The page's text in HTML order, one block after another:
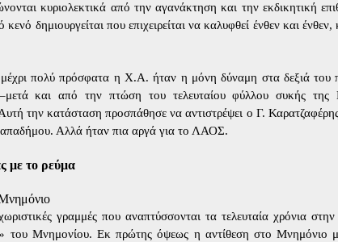
κυριολεκτικά από την αγανάκτηση και την εκδικητική
κενό δημιουργείται που επιχειρείται να καλυφθεί ένθεν και
πολύ πρόσφατα η Χ.Α. ήταν η μόνη δύναμη στα δεξιά του
και από την πτώση του τελευταίου φύλλου συκής
την κατάσταση προσπάθησε να αντιστρέψει ο Γ.
Αλλά ήταν πια αργά για το ΛΑΟΣ.
με το ρεύμα
γραμμές που αναπτύσσονται τα τελευταία χρόνια στην
του Μνημονίου. Εκ πρώτης όψεως η αντίθεση στο Μνημόνιο